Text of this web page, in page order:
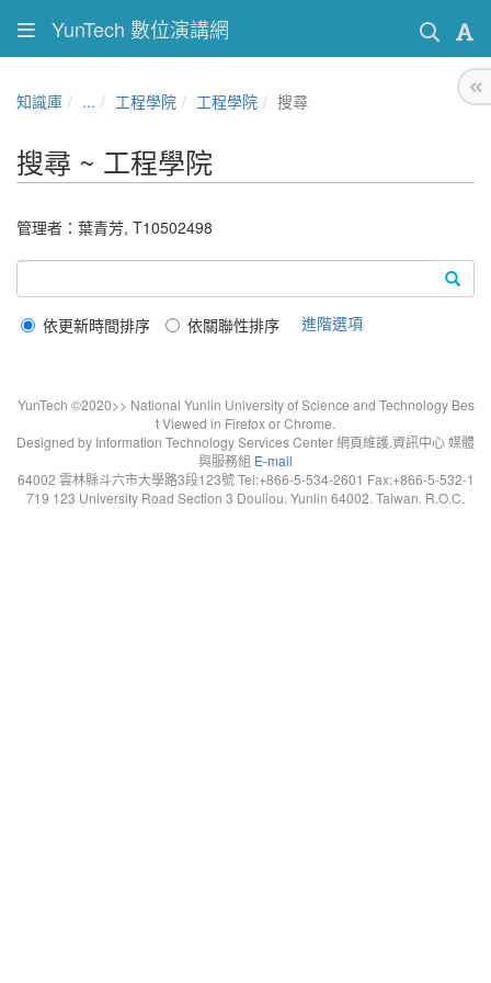
YunTech 數位演講網
知識庫 ... 工程學院 工程學院 搜尋
搜尋 ~ 工程學院
管理者：葉青芳, T10502498
依更新時間排序 依關聯性排序 進階選項
YunTech ©2020>> National Yunlin University of Science and Technology Bes
t Viewed in Firefox or Chrome.
Designed by Information Technology Services Center 網頁維護.資訊中心 媒體
與服務組 E-mail
64002 雲林縣斗六市大學路3段123號 Tel:+866-5-534-2601 Fax:+866-5-532-1
719 123 University Road Section 3 Douliou. Yunlin 64002. Taiwan. R.O.C.